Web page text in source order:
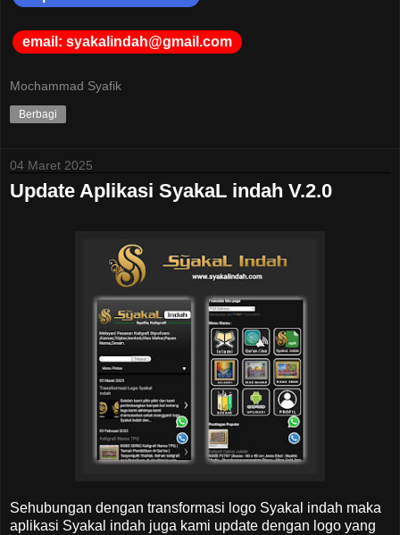
email: syakalindah@gmail.com
Mochammad Syafik
Berbagi
04 Maret 2025
Update Aplikasi SyakaL indah V.2.0
Sehubungan dengan transformasi logo Syakal indah maka
aplikasi Syakal indah juga kami update dengan logo yang